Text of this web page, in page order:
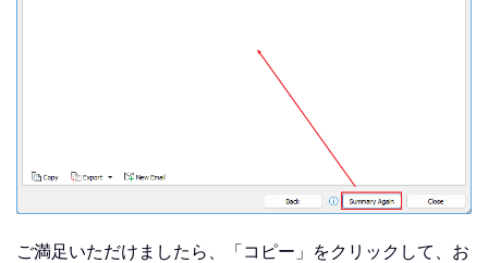
ご満足いただけましたら、「コピー」をクリックして、お